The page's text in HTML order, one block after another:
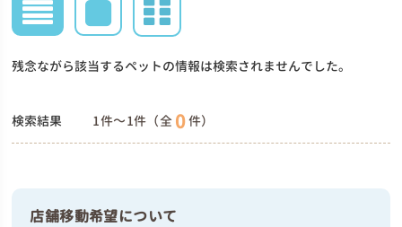
残念ながら該当するペットの情報は検索されませんでした。
検索結果 1件～1件（全 0件）
店舗移動希望について